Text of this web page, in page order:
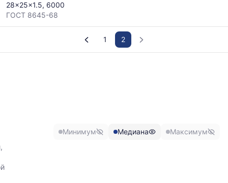
28x25x1.5, 6000
ГОСТ 8645-68
1 2
Минимум Медиана Максимум